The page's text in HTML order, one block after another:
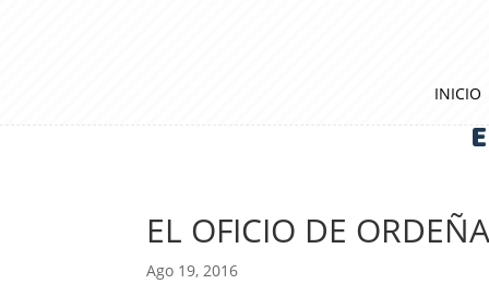
INICIO
EL OFICIO DE
Ago 19, 2016